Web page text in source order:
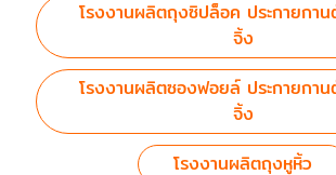
โรงงานผลิตถุงซิปล็อค ประกายกา
จิ้ง
โรงงานผลิตซองฟอยล์ ประกายกา
จิ้ง
โรงงานผลิตถุงหูหิ้ว